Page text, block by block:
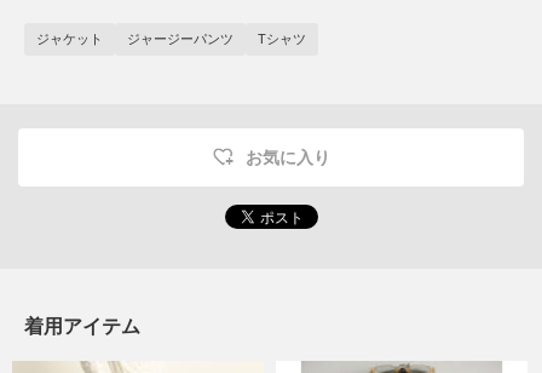
ジャケット ジャージーパンツ Tシャツ
お気に入り
着用アイテム